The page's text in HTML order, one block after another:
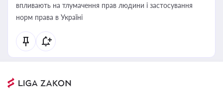
впливають на тлумачення прав людини і застосування
норм права в Україні